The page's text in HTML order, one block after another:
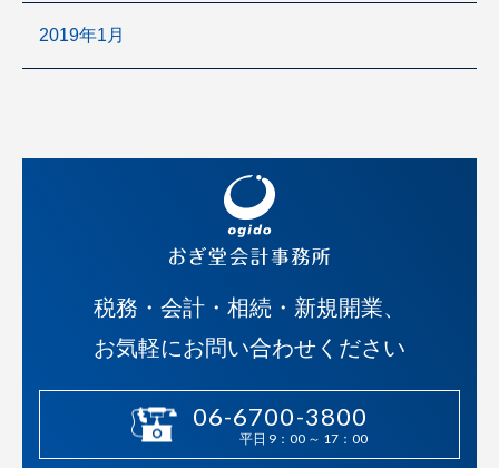
2019年1月
税務・会計・相続・新規開業、
お気軽にお問い合わせください
06-6700-3800
平日 9：00 ～ 17：00